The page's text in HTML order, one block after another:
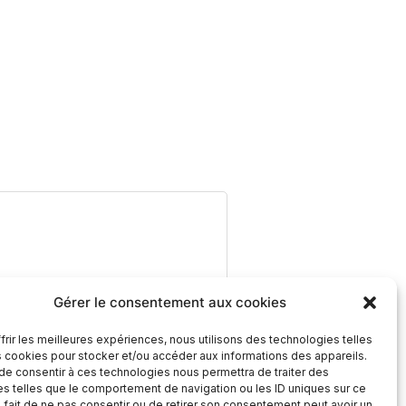
Gérer le consentement aux cookies
les meilleures expériences, nous utilisons des technologies telles
cookies pour stocker et/ou accéder aux informations des appareils.
consentir à ces technologies nous permettra de traiter des
telles que le comportement de navigation ou les ID uniques sur ce